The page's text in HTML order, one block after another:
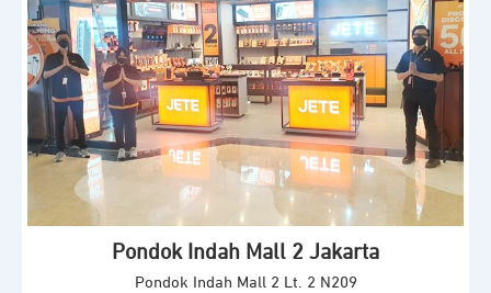
Pondok Indah Mall 2 Jakarta
Pondok Indah Mall 2 Lt. 2 N209